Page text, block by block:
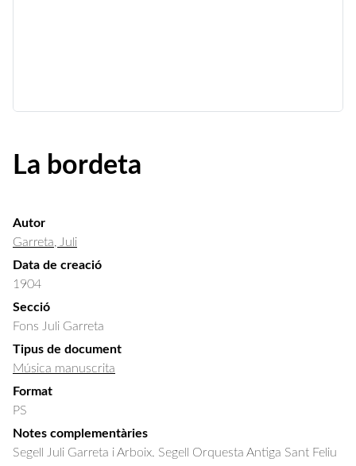
La bordeta
Autor
Garreta, Juli
Data de creació
1904
Secció
Fons Juli Garreta
Tipus de document
Música manuscrita
Format
PS
Notes complementàries
Segell Juli Garreta i Arboix. Segell Orquesta Antiga Sant Feliu